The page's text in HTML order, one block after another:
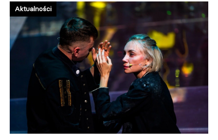
Aktualności